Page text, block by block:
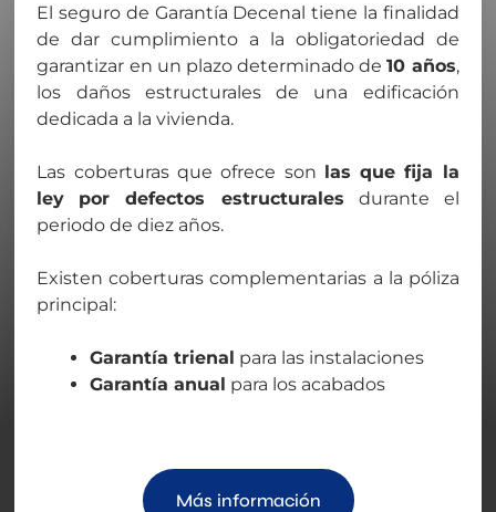
El seguro de Garantía Decenal tiene la finalidad
de dar cumplimiento a la obligatoriedad de
garantizar en un plazo determinado de10 años,
los daños estructurales de una edificación
dedicada a la vivienda.
Las coberturas que ofrece son las que fija la
ley
por defectos estructurales durante el
periodo de diez años.
Existen coberturas complementarias a la póliza
principal:
Garantía trienal para las instalaciones
Garantía anual para los acabados
Más información